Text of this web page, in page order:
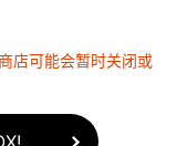
店可能会暂时关闭或